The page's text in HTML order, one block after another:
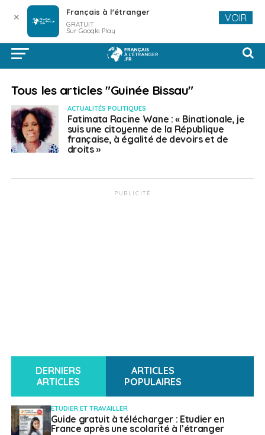
Tous les articles "Guinée Bissau"
ACTUALITÉS POLITIQUES
Fatimata Racine Wane : « Binationale, je
suis une citoyenne de la République
française, à égalité de devoirs et de
droits »
PUBLICITÉ
DERNIERS
ARTICLES
ARTICLES
POPULAIRES
ETUDIER ET TRAVAILLER
Guide gratuit à télécharger : Etudier en
France après une scolarité à l’étranger
✕ Français à l'étranger
GRATUIT
Sur Google Play
VOIR